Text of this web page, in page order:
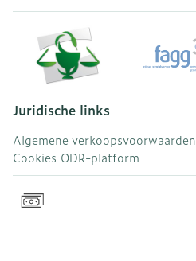
Juridische links
Algemene verkoopsvoorwaarden
Cookies ODR-platform